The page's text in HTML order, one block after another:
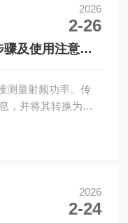
：观察时钟信号、
升/下降沿、毛刺与
、周期、占空比、
问题。瞬态事...
2026
2-26
及使用注意事
测量射频功率。传
，并将其转换为电
进行高速处理。这包
差修正和补偿，确
数据会在主机的显
2026
2-24